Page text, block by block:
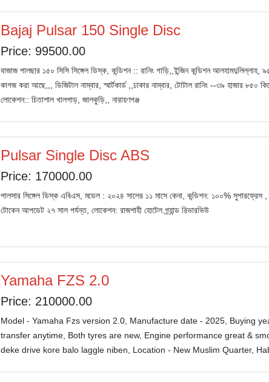
Bajaj Pulsar 150 Single Disc
Price: 99500.00
বাজাজ পালছার ১৫০ সিসি সিঙ্গেল ডিস্ক, কন্ডিশন :: রানিং গাড়ি,,ইন্জিন কন্ডিশন
কাগজ করা আছে,,, ডিজিটাল নাম্বার, স্মার্টকার্ড ,,ঢাকার নাম্বার, টোটাল রানিং --৩৯ হাজার
লোকেশন:: চিতাশাল খালপাড়, জালকুড়ি,, নারায়ণগঞ্জ
Pulsar Single Disc ABS
Price: 170000.00
পালসার সিঙ্গেল ডিস্ক এবিএস, মডেল : ২০২৪ সালের ১১ মাসে কেনা, কন্ডিশন: ১০০% সুপারফ্রেস
টোকেন আপডেট ২৭ সাল পর্যন্ত, লোকেশন: রাজশাহী হোটেল গ্র্যান্ড রিভারভিউ
Yamaha FZS 2.0
Price: 210000.00
Model - Yamaha Fzs version 2.0, Manufacture date - 2025, Buying
transfer anytime, Both tyres are new, Engine performance great &
deke drive kore balo laggle niben, Location - New Muslim Quarter,